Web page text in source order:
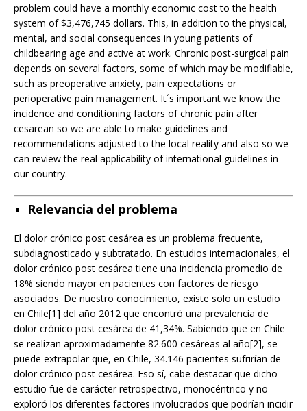
problem could have a monthly economic cost to the health
system of $3,476,745 dollars. This, in addition to the physical,
mental, and social consequences in young patients of
childbearing age and active at work. Chronic post-surgical pain
depends on several factors, some of which may be modifiable,
such as preoperative anxiety, pain expectations or
perioperative pain management. It´s important we know the
incidence and conditioning factors of chronic pain after
cesarean so we are able to make guidelines and
recommendations adjusted to the local reality and also so we
can review the real applicability of international guidelines in
our country.
Relevancia del problema
El dolor crónico post cesárea es un problema frecuente,
subdiagnosticado y subtratado. En estudios internacionales, el
dolor crónico post cesárea tiene una incidencia promedio de
18% siendo mayor en pacientes con factores de riesgo
asociados. De nuestro conocimiento, existe solo un estudio
en Chile[1] del año 2012 que encontró una prevalencia de
dolor crónico post cesárea de 41,34%. Sabiendo que en Chile
se realizan aproximadamente 82.600 cesáreas al año[2], se
puede extrapolar que, en Chile, 34.146 pacientes sufrirían de
dolor crónico post cesárea. Eso sí, cabe destacar que dicho
estudio fue de carácter retrospectivo, monocéntrico y no
exploró los diferentes factores involucrados que podrían incidir